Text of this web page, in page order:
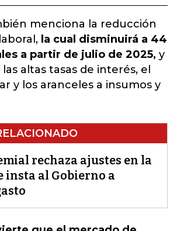
menciona la reducción
la cual disminuirá a 44
a partir de julio de 2025, y
altas tasas de interés, el
y los aranceles a insumos y
rechaza ajustes en la
insta al Gobierno a